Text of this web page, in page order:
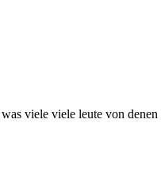
viele viele leute von